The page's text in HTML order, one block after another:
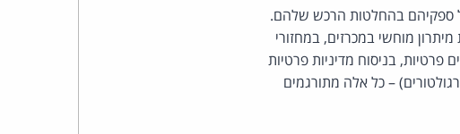
ספקיהם בהחלטות הרכש שלהם.
מוחשי במכרזים, במחזורי
פרטיות, בניסוח מדיניות פרטיות
– כל אלה מתורגמים